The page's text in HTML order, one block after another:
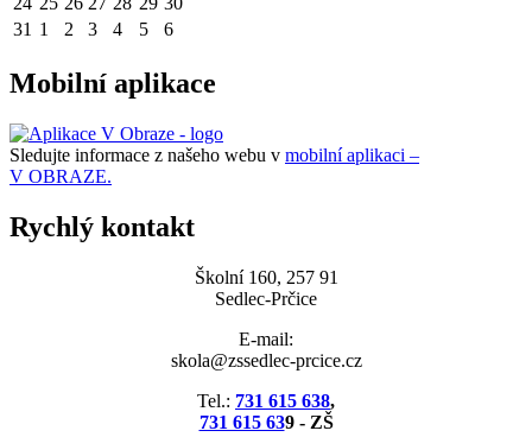
31 1 2 3 4 5 6
Mobilní aplikace
Sledujte informace z našeho webu v mobilní aplikaci –
V OBRAZE.
Rychlý kontakt
Školní 160, 257 91
Sedlec-Prčice
E-mail:
skola@zssedlec-prcice.cz
Tel.: 731 615 638,
731 615 639 - ZŠ